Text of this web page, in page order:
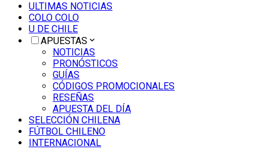
ULTIMAS NOTICIAS
COLO COLO
U DE CHILE
APUESTAS
NOTICIAS
PRONÓSTICOS
GUÍAS
CÓDIGOS PROMOCIONALES
RESEÑAS
APUESTA DEL DÍA
SELECCIÓN CHILENA
FÚTBOL CHILENO
INTERNACIONAL